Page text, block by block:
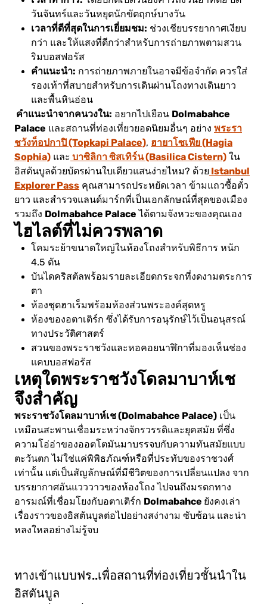
วันจันทร์และวันหยุดนักขัตฤกษ์บางวัน
เวลาที่ดีที่สุดในการเยี่ยมชม: ช่วงเชียบรรยากาศเงียบ
กว่า และให้แสงที่ดีกว่าสำหรับการถ่ายภาพตามสวน
ริมบอสฟอรัส
คำแนะนำ: การถ่ายภาพภายในอาจมีข้อจำกัด ควรใส่
รองเท้าที่สบายสำหรับการเดินผ่านโถงทางเดินยาว
และพื้นหินอ่อน
คำแนะนำจากคนวงใน: อยากไปเยือน Dolmabahce
Palace และสถานที่ท่องเที่ยวยอดนิยมอื่นๆ อย่าง พระรา
ชวังท็อปกาปิ (Topkapi Palace), ฮายาโซเฟีย (Hagia
Sophia) และ บาซิลิกา ซิสเทิร์น (Basilica Cistern) ใน
อิสตันบูลด้วยบัตรผ่านใบเดียวแสนง่ายไหม? ด้วย Istanbul
Explorer Pass คุณสามารถประหยัดเวลา ข้ามแถวซื้อตั๋ว
ยาว และสำรวจแลนด์มาร์กที่เป็นเอกลักษณ์ที่สุดของเมือง
รวมถึง Dolmabahce Palace ได้ตามจังหวะของคุณเอง
ไฮไลต์ที่ไม่ควรพลาด
โคมระย้าขนาดใหญ่ในห้องโถงสำหรับพิธีการ หนัก
4.5 ตัน
บันไดคริสตัลพร้อมรายละเอียดกระจกที่งดงามตระการ
ตา
ห้องชุดฮาเร็มพร้อมห้องส่วนพระองค์สุดหรู
ห้องของอตาเติร์ก ซึ่งได้รับการอนุรักษ์ไว้เป็นอนุสรณ์
ทางประวัติศาสตร์
สวนของพระราชวังและหอคอยนาฬิกาที่มองเห็นช่อง
แคบบอสฟอรัส
เหตุใดพระราชวังโดลมาบาห์เช
จึงสำคัญ
พระราชวังโดลมาบาห์เช (Dolmabahce Palace) เป็น
เหมือนสะพานเชื่อมระหว่างจักรวรรดิและยุคสมัย ที่ซึ่ง
ความโอ่อ่าของออตโตมันมาบรรจบกับความทันสมัยแบบ
ตะวันตก ไม่ใช่แค่พิพิธภัณฑ์หรือที่ประทับของราชวงศ์
เท่านั้น แต่เป็นสัญลักษณ์ที่มีชีวิตของการเปลี่ยนแปลง จาก
บรรยากาศอันแวววาวของห้องโถง ไปจนถึงมรดกทาง
อารมณ์ที่เชื่อมโยงกับอตาเติร์ก Dolmabahce ยังคงเล่า
เรื่องราวของอิสตันบูลต่อไปอย่างสง่างาม ซับซ้อน และน่า
หลงใหลอย่างไม่รู้จบ
ทางเข้าแบบฟร..เพื่อสถานที่ท่องเที่ยวชั้นนำใน
อิสตันบูล